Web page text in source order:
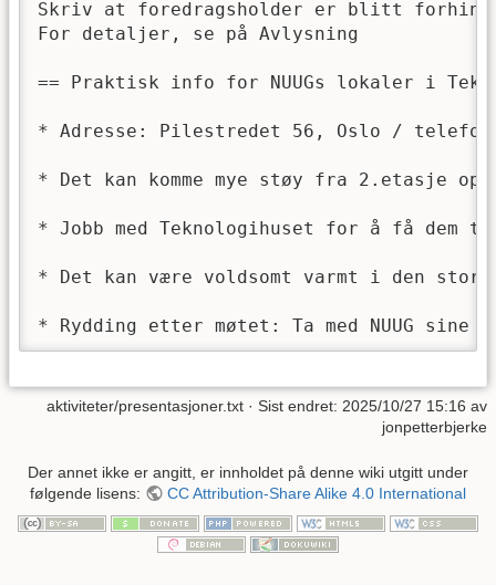
aktiviteter/presentasjoner.txt · Sist endret: 2025/10/27 15:16 av
jonpetterbjerke
Der annet ikke er angitt, er innholdet på denne wiki utgitt under
følgende lisens:
CC Attribution-Share Alike 4.0 International